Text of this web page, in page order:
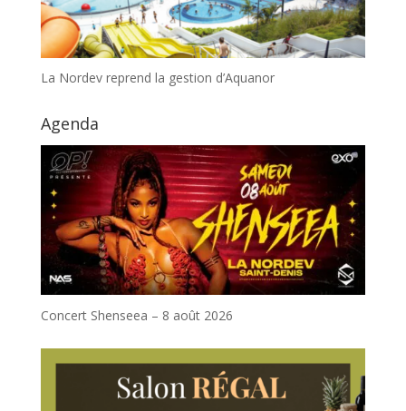
La Nordev reprend la gestion d’Aquanor
Agenda
Concert Shenseea – 8 août 2026